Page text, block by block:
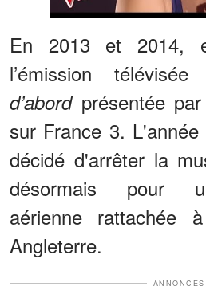
En 2013 et 2014,
l’émission télévisée
d’abordprésentée
sur France 3.
décidé d'arrêter la
désormais pour
aérienne rattachée
Angleterre.
ANNONCES